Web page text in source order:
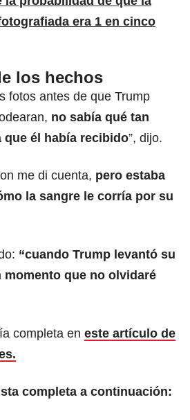
era 1 en cinco
los hechos
fotos antes de que Trump
no sabía qué tan
que él había recibido”, dijo.
me di cuenta, pero estaba
la sangre le corría por su
“cuando Trump levantó su
momento que no olvidaré
completa en este artículo de
completa a continuación: